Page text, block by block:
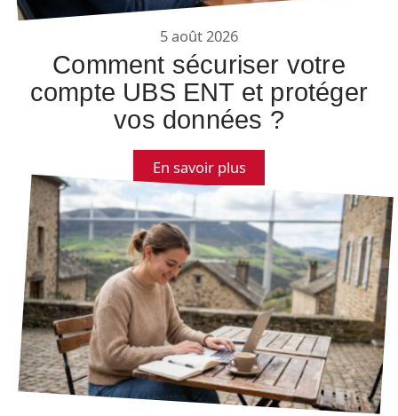
5 août 2026
Comment sécuriser votre
compte UBS ENT et protéger
vos données ?
En savoir plus